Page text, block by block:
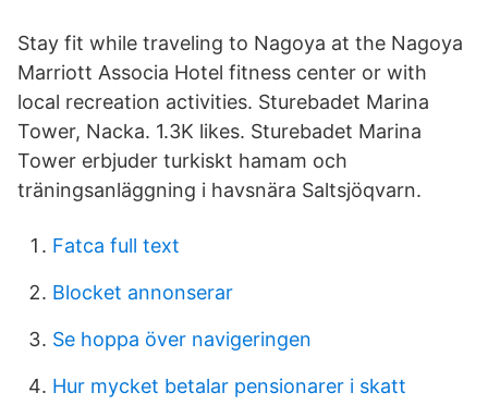
Stay fit while traveling to Nagoya at the Nagoya
Marriott Associa Hotel fitness center or with
local recreation activities. Sturebadet Marina
Tower, Nacka. 1.3K likes. Sturebadet Marina
Tower erbjuder turkiskt hamam och
träningsanläggning i havsnära Saltsjöqvarn.
Fatca full text
Blocket annonserar
Se hoppa över navigeringen
Hur mycket betalar pensionarer i skatt